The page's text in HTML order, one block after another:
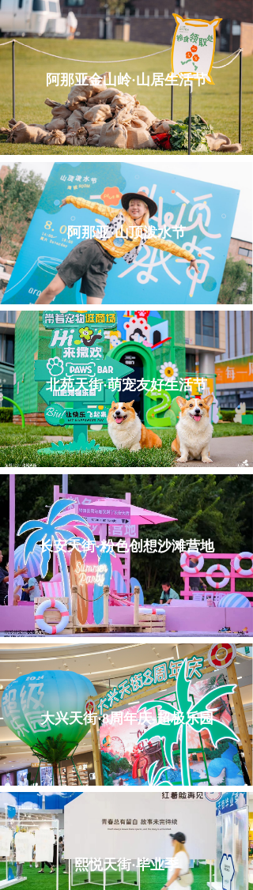
阿那亚金山岭·山居生活节
阿那亚·山顶泼水节
北苑天街·萌宠友好生活节
长安天街·粉色创想沙滩营地
大兴天街·8周年庆-超极乐园
熙悦天街·毕业季